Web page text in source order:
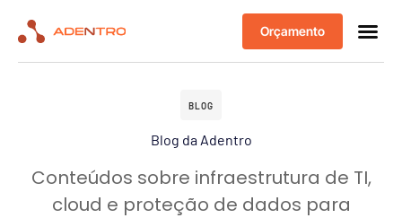
Orçamento
BLOG
Blog da Adentro
Conteúdos sobre infraestrutura de TI,
cloud e proteção de dados para